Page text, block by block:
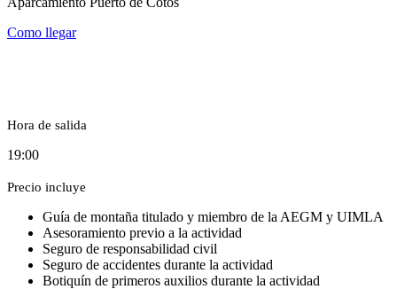
Como llegar
Hora de salida
19:00
Precio incluye
Guía de montaña titulado y miembro de la AEGM y UIMLA
Asesoramiento previo a la actividad
Seguro de responsabilidad civil
Seguro de accidentes durante la actividad
Botiquín de primeros auxilios durante la actividad